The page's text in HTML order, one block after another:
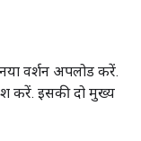
वर्शन अपलोड करें.
करें. इसकी दो मुख्य